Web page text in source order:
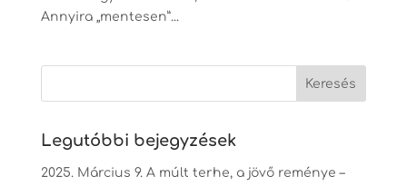
Annyira „mentesen”...
Legutóbbi bejegyzések
2025. Március 9. A múlt terhe, a jövő reménye –